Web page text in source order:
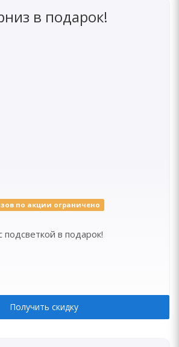
в подарок!
по акции ограничено
в подарок!
Получить скидку